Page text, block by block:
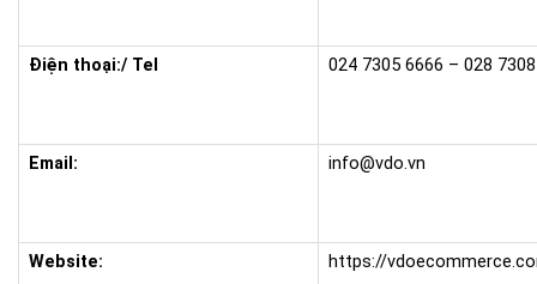
Điện thoại:/ Tel 024 7305 6666 – 028
Email: info@vdo.vn
Website: https://